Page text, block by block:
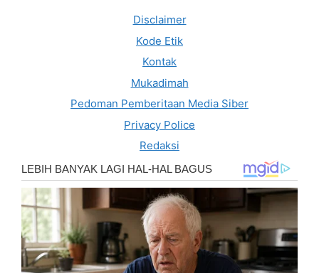
Disclaimer
Kode Etik
Kontak
Mukadimah
Pedoman Pemberitaan Media Siber
Privacy Police
Redaksi